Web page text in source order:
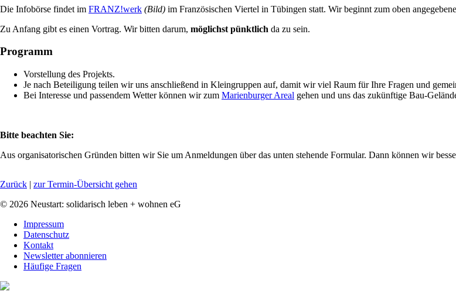
Die Infobörse findet im FRANZ!werk (Bild) im Französischen Viertel in Tübingen statt. Wir beginnt zum oben
Zu Anfang gibt es einen Vortrag. Wir bitten darum, möglichst pünktlich da zu sein.
Programm
Vorstellung des Projekts.
Je nach Beteiligung teilen wir uns anschließend in Kleingruppen auf, damit wir viel Raum für Ihre Fragen und
Bei Interesse und passendem Wetter können wir zum Marienburger Areal gehen und uns das zukünftige Bau-
Bitte beachten Sie:
Aus organisatorischen Gründen bitten wir Sie um Anmeldungen über das unten stehende Formular. Dann können wir
Zurück | zur Termin-Übersicht gehen
© 2026 Neustart: solidarisch leben + wohnen eG
überspringen
Impressum
Datenschutz
Kontakt
Newsletter abonnieren
Häufige Fragen